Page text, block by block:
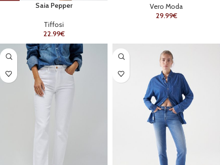
Saia Pepper
Tiffosi
22.99€
Vero Moda
29.99€